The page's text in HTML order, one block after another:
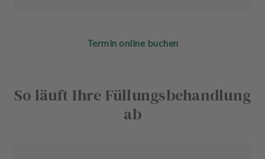
Termin online buchen
So läuft Ihre Füllungsbehandlung
ab